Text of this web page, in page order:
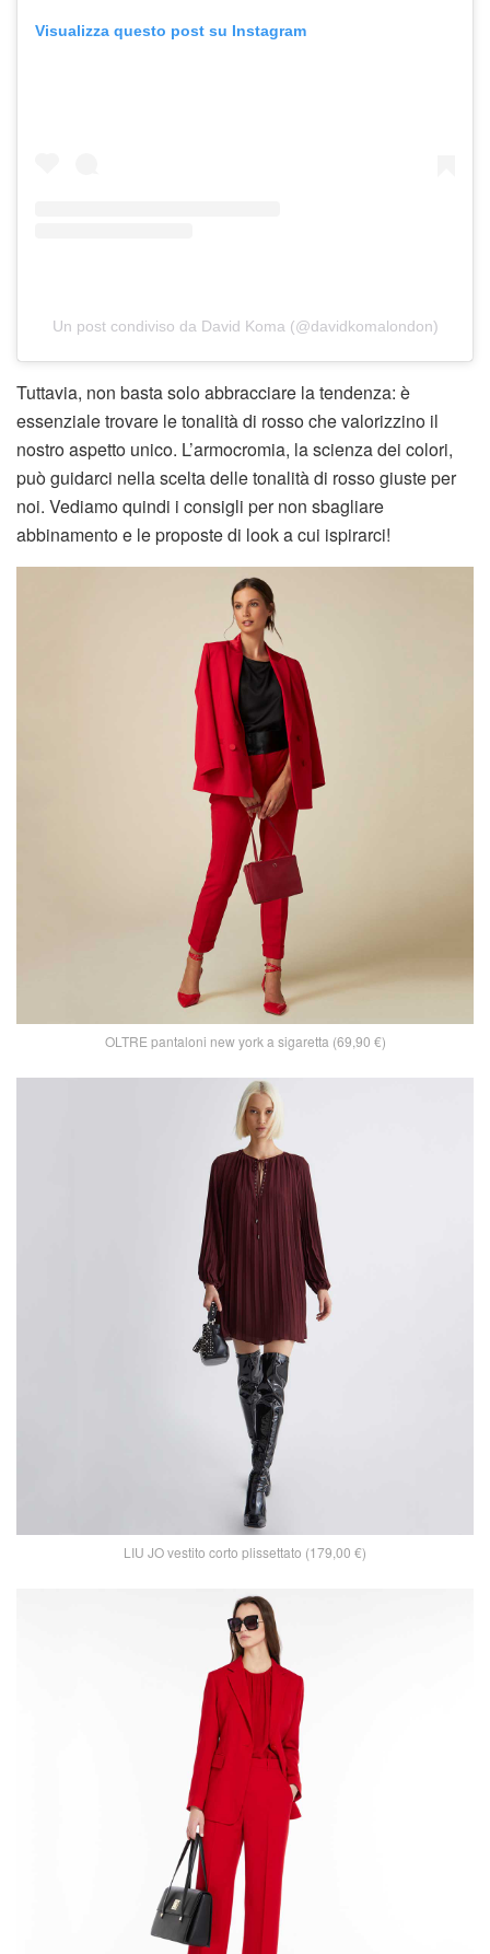
Visualizza questo post su Instagram
Un post condiviso da David Koma (@davidkomalondon)
Tuttavia, non basta solo abbracciare la tendenza: è
essenziale trovare le tonalità di rosso che valorizzino il
nostro aspetto unico. L’armocromia, la scienza dei colori,
può guidarci nella scelta delle tonalità di rosso giuste per
noi. Vediamo quindi i consigli per non sbagliare
abbinamento e le proposte di look a cui ispirarci!
OLTRE pantaloni new york a sigaretta (69,90 €)
LIU JO vestito corto plissettato (179,00 €)